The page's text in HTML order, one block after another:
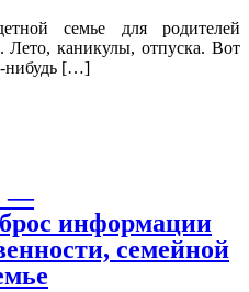
семье для родителей
Лето, каникулы, отпуска. Вот
нибудь […]
—
информации
семейной